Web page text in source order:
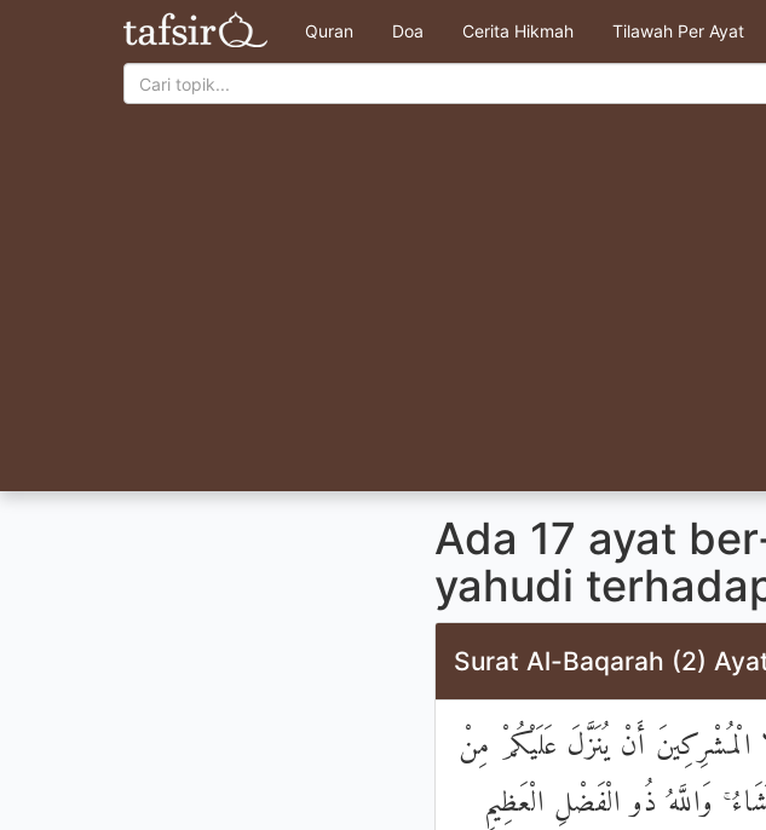
Quran Doa Cerita Hikmah Tilawah Per Ayat
Ada 17 ayat
yahudi
Surat Al-Baqarah (2)
أَنْ يُنَزَّلَ عَلَيْكُمْ مِنْ
وَاللَّهُ ذُو الْفَضْلِ الْعَظِيمِ